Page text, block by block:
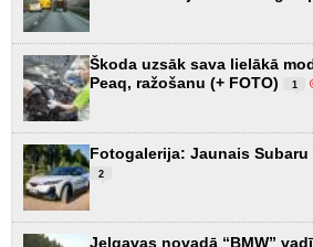
Škoda uzsāk sava lielākā
Peaq, ražošanu (+ FOTO)
1
Fotogalerija: Jaunais Subaru
2
Jelgavas novadā “BMW”